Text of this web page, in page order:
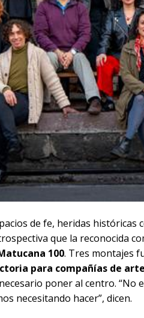
de fe, heridas
que la reconocida
100. Tres montajes
para compañías de
poner al centro.
necesitando hacer”, dicen.